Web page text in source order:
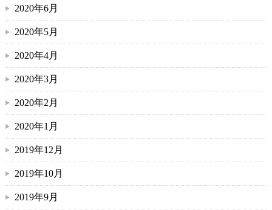
2020年6月
2020年5月
2020年4月
2020年3月
2020年2月
2020年1月
2019年12月
2019年10月
2019年9月